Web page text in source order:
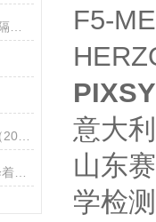
F5-
意大
山东
学检